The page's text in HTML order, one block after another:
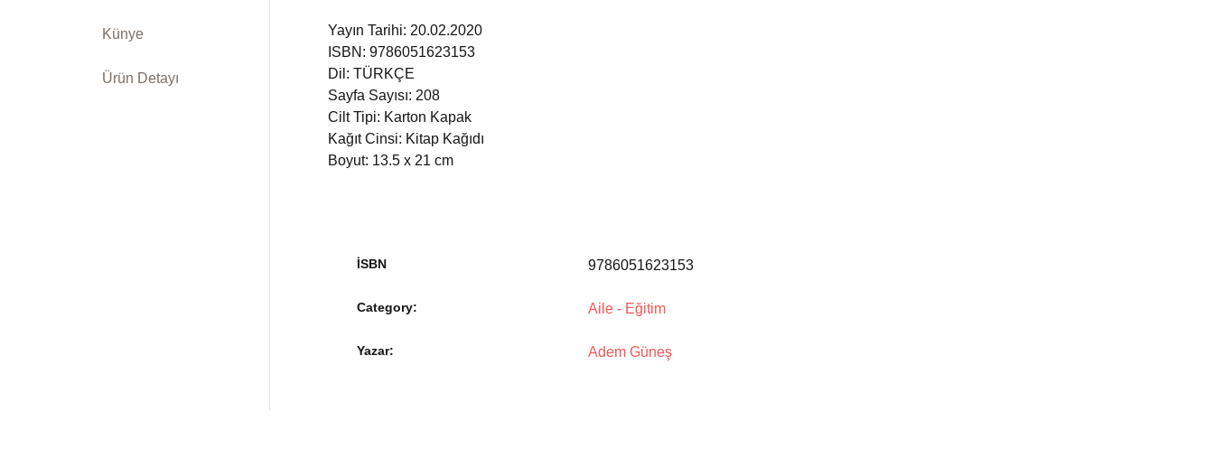
Tarih
Künye
Ürün Detayı
Yayın Tarihi: 20.02.2020
ISBN: 9786051623153
Dil: TÜRKÇE
Sayfa Sayısı: 208
Cilt Tipi: Karton Kapak
Kağıt Cinsi: Kitap Kağıdı
Boyut: 13.5 x 21 cm
İSBN 9786051623153
Category: Aile - Eğitim
Yazar Adem Güneş